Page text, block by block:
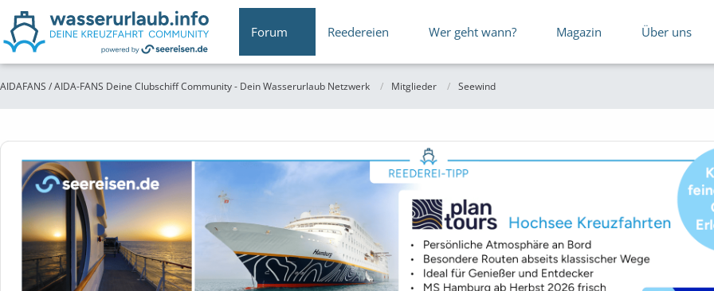
Forum Reedereien Wer geht wann? Magazin Über uns
AIDAFANS / AIDA-FANS Deine Clubschiff Community - Dein Wasserurlaub Netzwerk Mitglieder Seewind